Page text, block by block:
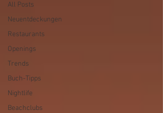
All Posts
Neuentdeckungen
Restaurants
Openings
Trends
Buch-Tipps
Nightlife
Beachclubs